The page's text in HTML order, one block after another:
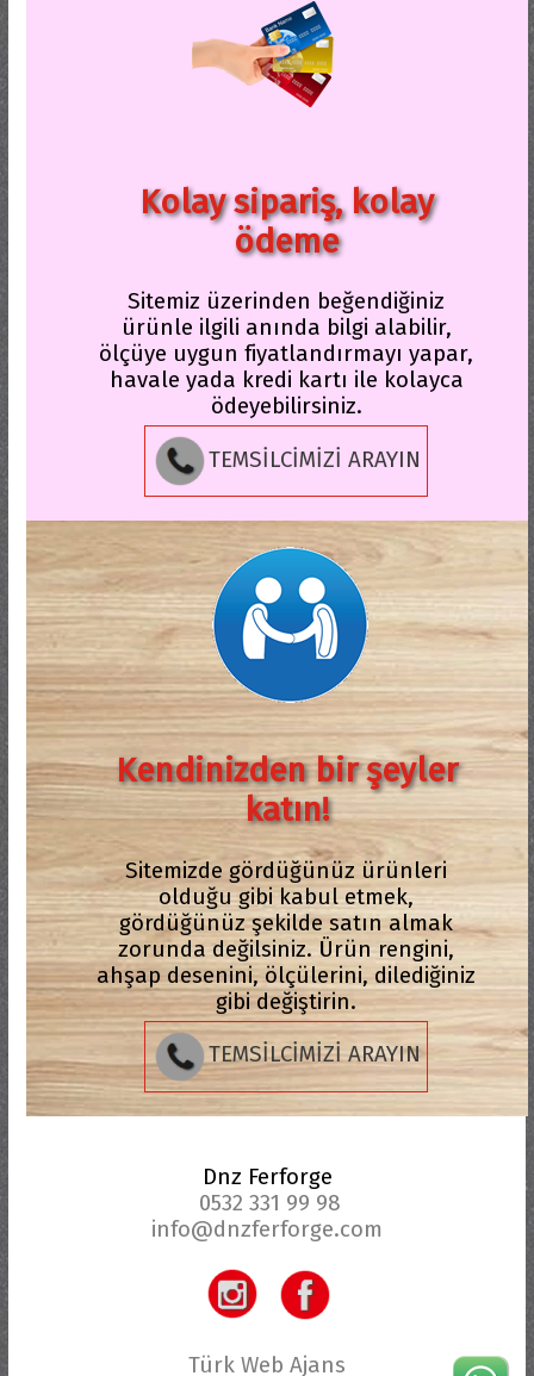
Kolay sipariş, kolay
ödeme
Sitemiz üzerinden beğendiğiniz
ürünle ilgili anında bilgi alabilir,
ölçüye uygun fiyatlandırmayı yapar,
havale yada kredi kartı ile kolayca
ödeyebilirsiniz.
TEMSİLCİMİZİ ARAYIN
Kendinizden bir şeyler
katın!
Sitemizde gördüğünüz ürünleri
olduğu gibi kabul etmek,
gördüğünüz şekilde satın almak
zorunda değilsiniz. Ürün rengini,
ahşap desenini, ölçülerini, dilediğiniz
gibi değiştirin.
TEMSİLCİMİZİ ARAYIN
Dnz Ferforge
0532 331 99 98
info@dnzferforge.com
Türk Web Ajans